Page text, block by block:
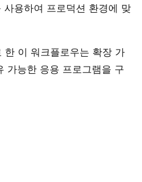
사용하여 프로덕션 환경에 맞
이 워크플로우는 확장 가
가능한 응용 프로그램을 구